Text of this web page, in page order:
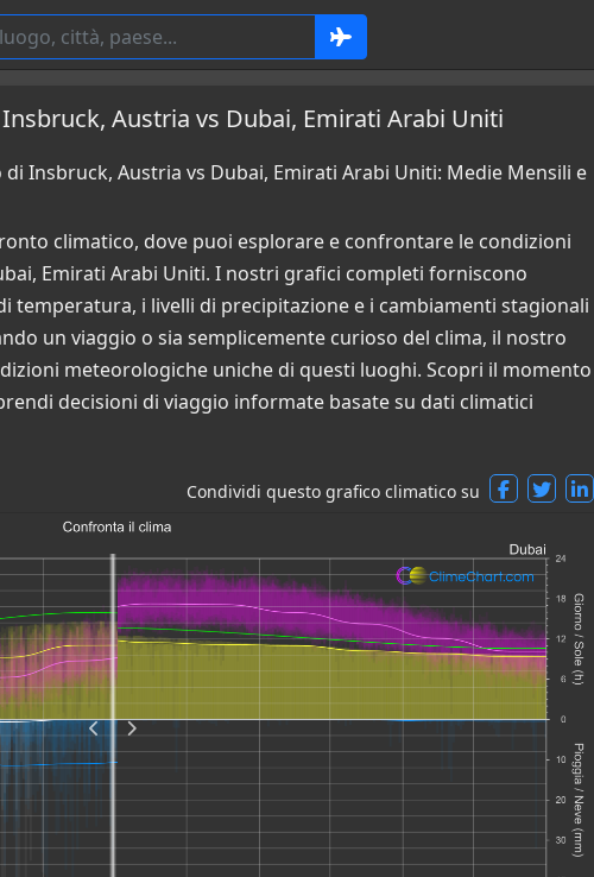
Austria vs Dubai, Emirati Arabi Uniti
Insbruck, Austria vs Dubai, Emirati Arabi Uniti: Medie Mensili e
climatico, dove puoi esplorare e confrontare le condizioni
Emirati Arabi Uniti. I nostri grafici completi forniscono
temperatura, i livelli di precipitazione e i cambiamenti stagionali
un viaggio o sia semplicemente curioso del clima, il nostro
meteorologiche uniche di questi luoghi. Scopri il momento
decisioni di viaggio informate basate su dati climatici
Condividi questo grafico climatico su